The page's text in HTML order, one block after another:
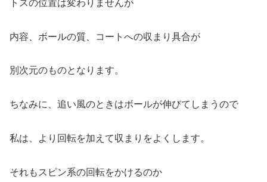
トスの位置は変わりませんが
内容、ボールの質、コートへの収まり具合が
別次元のものとなります。
ちなみに、追い風のときはボールが伸びてしまうので
私は、より回転を加えて収まりをよくします。
それもスピン系の回転をかけるのか